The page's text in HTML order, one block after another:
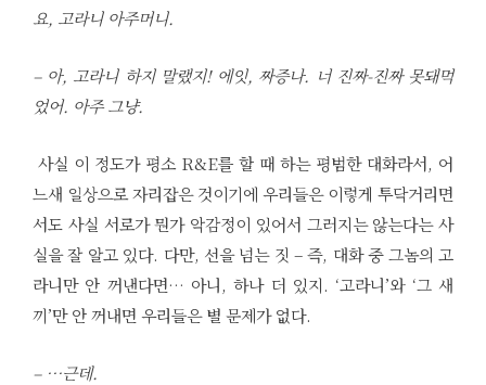
요, 고라니 아주머니.
– 아, 고라니 하지 말랬지! 에잇, 짜증나. 너 진짜-진짜 못돼먹
었어. 아주 그냥.
사실 이 정도가 평소 R&E를 할 때 하는 평범한 대화라서, 어
느새 일상으로 자리잡은 것이기에 우리들은 이렇게 투닥거리면
서도 사실 서로가 뭔가 악감정이 있어서 그러지는 않는다는 사
실을 잘 알고 있다. 다만, 선을 넘는 짓 – 즉, 대화 중 그놈의 고
라니만 안 꺼낸다면… 아니, 하나 더 있지. ‘고라니’와 ‘그 새
끼’만 안 꺼내면 우리들은 별 문제가 없다.
– …근데.